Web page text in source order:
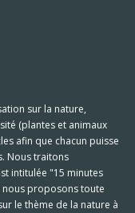
sur la nature,
(plantes et animaux
afin que chacun puisse
Nous traitons
intitulée "15 minutes
proposons toute
le thème de la nature à